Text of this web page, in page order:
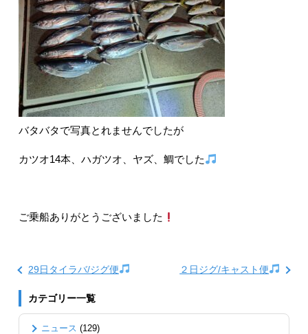
バタバタで写真とれませんでしたが
カツオ14本、ハガツオ、ヤズ、鯛でした
ご乗船ありがとうございました
29日タイラバ/ジグ便 ２日ジグ/キャスト便
カテゴリー一覧
ニュース (129)